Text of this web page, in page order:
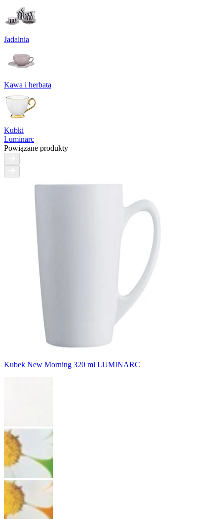
Jadalnia
Kawa i herbata
Kubki
Luminarc
Powiązane produkty
Kubek New Morning 320 ml LUMINARC